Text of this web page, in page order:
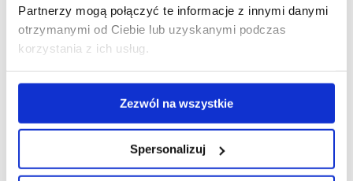
Partnerzy mogą połączyć te informacje z innymi danymi
otrzymanymi od Ciebie lub uzyskanymi podczas
korzystania z ich usług.
Zezwól na wszystkie
Spersonalizuj
września do kwietnia. Nadmiar wody powoduje
gnicie korzeni i zamieranie całych roślin.
Czy kaktusy wymagają nawożenia?
Ponieważ kaktusy i sukulenty występują
na glebach ubogich i są roślinami wolno
rosnącymi, intensywne nawożenie nie jest